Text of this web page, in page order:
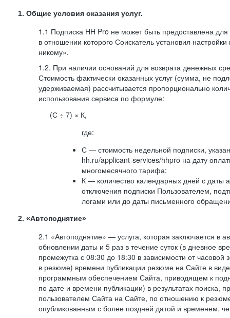
1. Общие условия оказания услуг.
1.1 Подписка HH Pro не может быть предоставлена
в отношении которого Соискатель установил
никому».
1.2. При наличии оснований для возврата денежных
Стоимость фактически оказанных услуг (сумма, не
удерживаемая) рассчитывается пропорционально
использования сервиса по формуле:
(С ÷ 7) × К,
где:
С — стоимость недельной подписки,
hh.ru/applicant-services/hhpro на дату
многомесячного тарифа;
К — количество календарных дней с даты
отключения подписки Пользователем,
логами или до даты письменного
2. «Автоподнятие»
2.1 «Автоподнятие» — услуга, которая заключается в
обновлении даты и 5 раз в течение суток (в дневное
промежутка с 08:30 до 18:30 в зависимости от часовой
в резюме) времени публикации резюме на Сайте в
программным обеспечением Сайта, приводящем к
по дате и времени публикации) в результатах поиска,
пользователем Сайта на Сайте, по отношению к
опубликованным с более поздней датой и временем,